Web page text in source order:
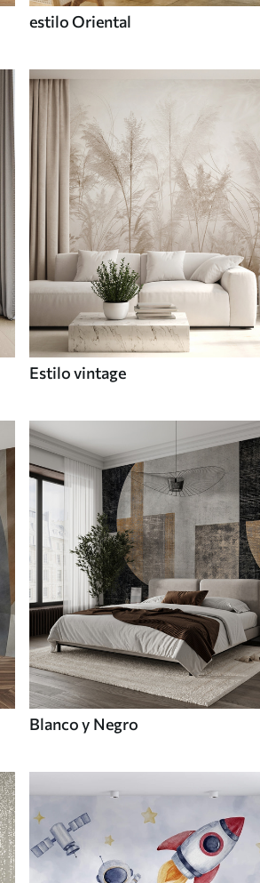
estilo Oriental
Estilo vintage
Blanco y Negro